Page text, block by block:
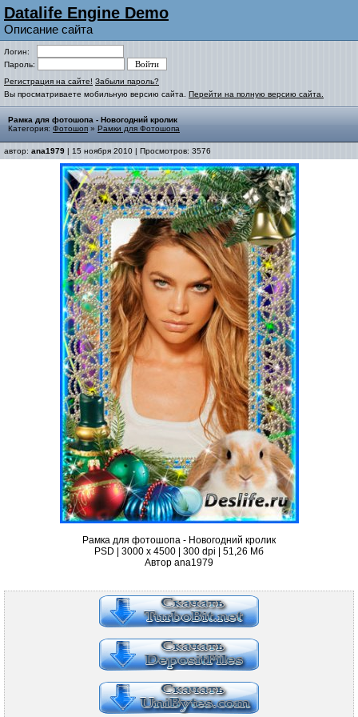
Datalife Engine Demo
Описание сайта
Логин:
Пароль:
Регистрация на сайте! Забыли пароль?
Вы просматриваете мобильную версию сайта. Перейти на полную версию сайта.
Рамка для фотошопа - Новогодний кролик
Категория: Фотошоп » Рамки для Фотошопа
автор: ana1979 | 15 ноября 2010 | Просмотров: 3576
Рамка для фотошопа - Новогодний кролик
PSD | 3000 х 4500 | 300 dpi | 51,26 Мб
Автор ana1979